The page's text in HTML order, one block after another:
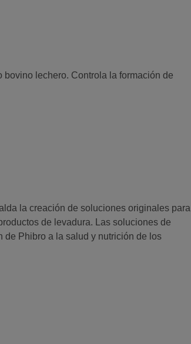
lechero. Controla la formación de
la creación de soluciones originales para
de levadura. Las soluciones de
de Phibro a la salud y nutrición de los